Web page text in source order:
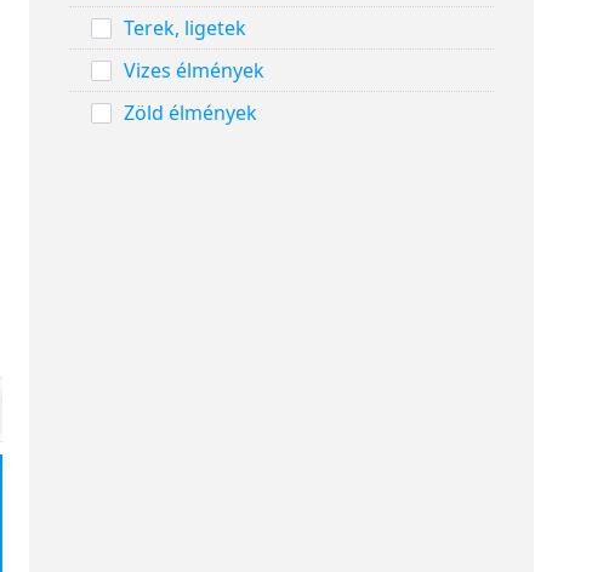
Terek, ligetek
Vizes élmények
Zöld élmények